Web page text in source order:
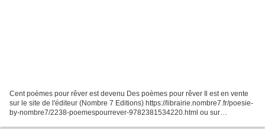
Cent poèmes pour rêver est devenu Des poèmes pour rêver Il est en vente
sur le site de l'éditeur (Nombre 7 Editions) https://librairie.nombre7.fr/poesie-
by-nombre7/2238-poemespourrever-9782381534220.html ou sur